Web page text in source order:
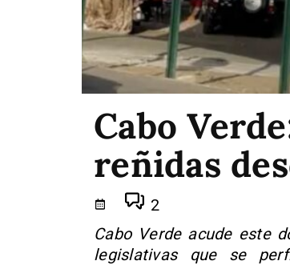
Cabo
reñidas
2
Cabo Verde acude este
legislativas que se